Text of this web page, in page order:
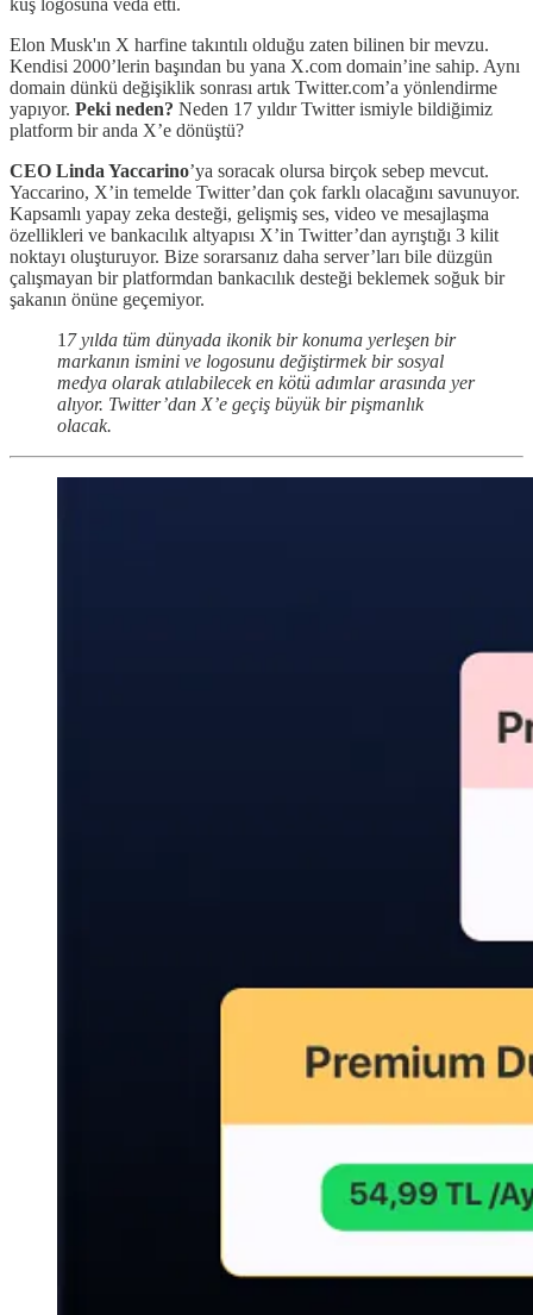
Elon Musk'ın X harfine takıntılı olduğu zaten bilinen bir mevzu.
Kendisi 2000’lerin başından bu yana X.com domain’ine sahip. Aynı
domain dünkü değişiklik sonrası artık Twitter.com’a yönlendirme
yapıyor. Peki neden? Neden 17 yıldır Twitter ismiyle bildiğimiz
platform bir anda X’e dönüştü?
CEO Linda Yaccarino’ya soracak olursa birçok sebep mevcut.
Yaccarino, X’in temelde Twitter’dan çok farklı olacağını savunuyor.
Kapsamlı yapay zeka desteği, gelişmiş ses, video ve mesajlaşma
özellikleri ve bankacılık altyapısı X’in Twitter’dan ayrıştığı 3 kilit
noktayı oluşturuyor. Bize sorarsanız daha server’ları bile düzgün
çalışmayan bir platformdan bankacılık desteği beklemek soğuk bir
şakanın önüne geçemiyor.
1 7 yılda tüm dünyada ikonik bir konuma yerleşen bir
markanın ismini ve logosunu değiştirmek bir sosyal
medya olarak atılabilecek en kötü adımlar arasında yer
alıyor. Twitter’dan X’e geçiş büyük bir pişmanlık
olacak.